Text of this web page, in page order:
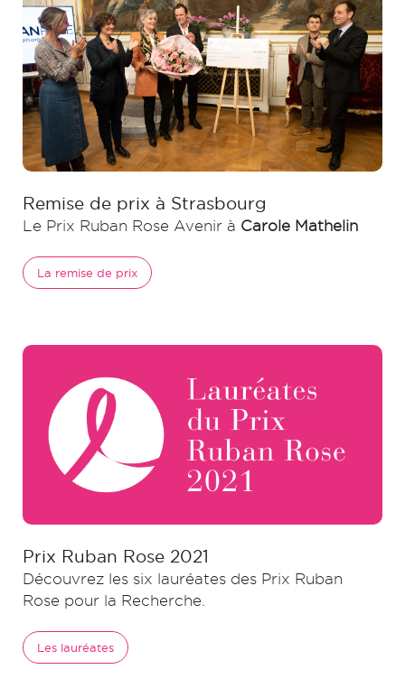
Remise de prix à Strasbourg
Le Prix Ruban Rose Avenir à Carole Mathelin
La remise de prix
Prix Ruban Rose 2021
Découvrez les six lauréates des Prix Ruban
Rose pour la Recherche.
Les lauréates